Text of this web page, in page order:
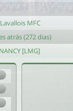
MFC
atrás (272 dias)
[LMG]